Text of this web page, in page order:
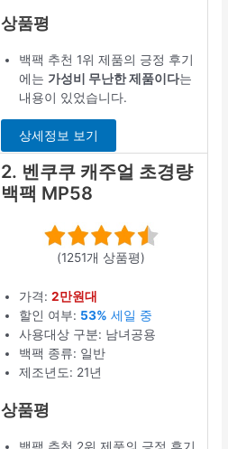
상품평
백팩 추천 1위 제품의 긍정 후기
에는 가성비 무난한 제품이다는
내용이 있었습니다.
상세정보 보기
2. 벤쿠쿠 캐주얼 초경량
백팩 MP58
(1251개 상품평)
가격:2만원대
할인 여부: 53% 세일 중
사용대상 구분: 남녀공용
백팩 종류: 일반
제조년도: 21년
상품평